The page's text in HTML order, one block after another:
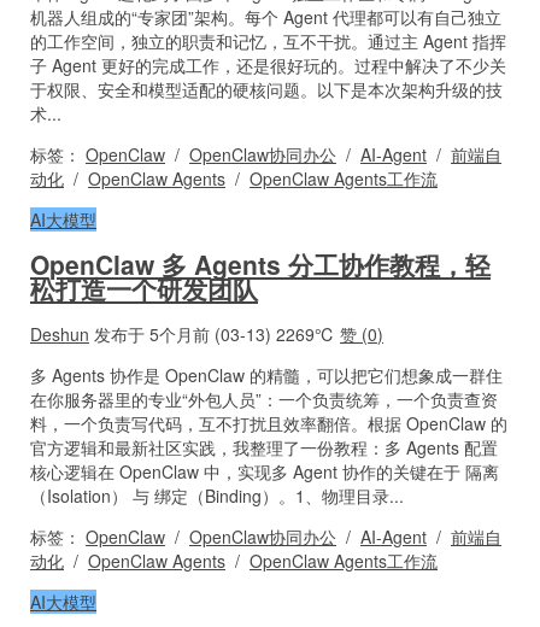
机器人组成的“专家团”架构。每个 Agent 代理都可以有自己独立
的工作空间，独立的职责和记忆，互不干扰。通过主 Agent 指挥
子 Agent 更好的完成工作，还是很好玩的。过程中解决了不少关
于权限、安全和模型适配的硬核问题。以下是本次架构升级的技
术...
标签： OpenClaw / OpenClaw协同办公 / AI-Agent / 前端自
动化 / OpenClaw Agents / OpenClaw Agents工作流
AI大模型
OpenClaw 多 Agents 分工协作教程，轻
松打造一个研发团队
Deshun 发布于 5个月前 (03-13) 2269℃ 赞 (0)
多 Agents 协作是 OpenClaw 的精髓，可以把它们想象成一群住
在你服务器里的专业“外包人员”：一个负责统筹，一个负责查资
料，一个负责写代码，互不打扰且效率翻倍。根据 OpenClaw 的
官方逻辑和最新社区实践，我整理了一份教程：多 Agents 配置
核心逻辑在 OpenClaw 中，实现多 Agent 协作的关键在于 隔离
（Isolation） 与 绑定（Binding）。1、物理目录...
标签： OpenClaw / OpenClaw协同办公 / AI-Agent / 前端自
动化 / OpenClaw Agents / OpenClaw Agents工作流
AI大模型